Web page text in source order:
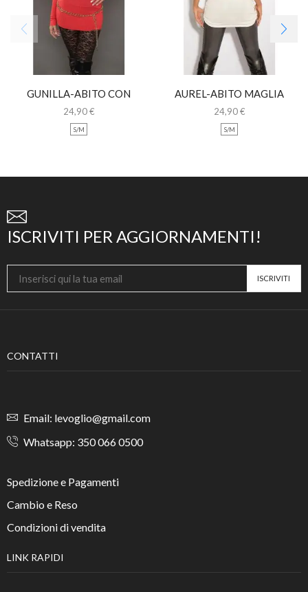
GUNILLA-ABITO CON
MANICHE A PIPISTRELLO
24,90€
S/M
AUREL-ABITO MAGLIA
LUNGA CON PIZZO
24,90€
S/M
ISCRIVITI PER AGGIORNAMENTI!
CONTATTI
Email: levoglio@gmail.com
Whatsapp: 350 066 0500
Spedizione e Pagamenti
Cambio e Reso
Condizioni di vendita
LINK RAPIDI